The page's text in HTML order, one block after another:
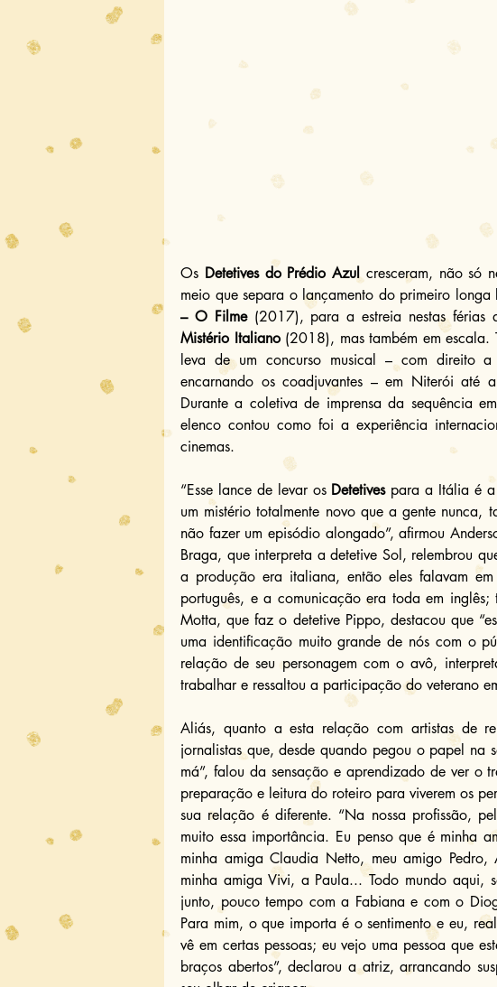
Os Detetives do Prédio Azul cresceram, não só
meio que separa o lançamento do primeiro
– O Filme (2017), para a estreia nestas férias
Mistério Italiano (2018), mas também em escala.
leva de um concurso musical – com direito
encarnando os coadjuvantes – em Niterói até
Durante a coletiva de imprensa da sequência
elenco contou como foi a experiência
cinemas.
“Esse lance de levar os Detetives para a Itália é a
um mistério totalmente novo que a gente
não fazer um episódio alongado”, afirmou
Braga, que interpreta a detetive Sol, relembrou
a produção era italiana, então eles falavam
português, e a comunicação era toda em inglês;
Motta, que faz o detetive Pippo, destacou que
uma identificação muito grande de nós com o
relação de seu personagem com o avô,
trabalhar e ressaltou a participação do veterano
Aliás, quanto a esta relação com artistas de
jornalistas que, desde quando pegou o papel na
má”, falou da sensação e aprendizado de ver
preparação e leitura do roteiro para viverem os
sua relação é diferente. “Na nossa profissão,
muito essa importância. Eu penso que é minha
minha amiga Claudia Netto, meu amigo
minha amiga Vivi, a Paula... Todo mundo aqui,
junto, pouco tempo com a Fabiana e com o
Para mim, o que importa é o sentimento e eu,
vê em certas pessoas; eu vejo uma pessoa que
braços abertos”, declarou a atriz, arrancando